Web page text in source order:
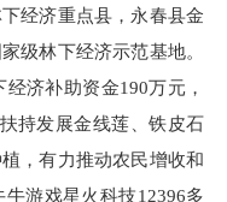
经济重点县，永春县金
级林下经济示范基地。
济补助资金190万元，
持发展金线莲、铁皮石
，有力推动农民增收和
牛游戏星火科技12396多